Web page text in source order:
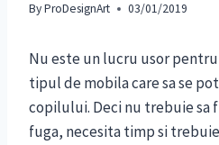
ByProDesignArt 03/01/2019
Nu este un lucru usor
tipul de mobila care sa se
copilului. Deci nu trebuie sa
fuga, necesita timp si